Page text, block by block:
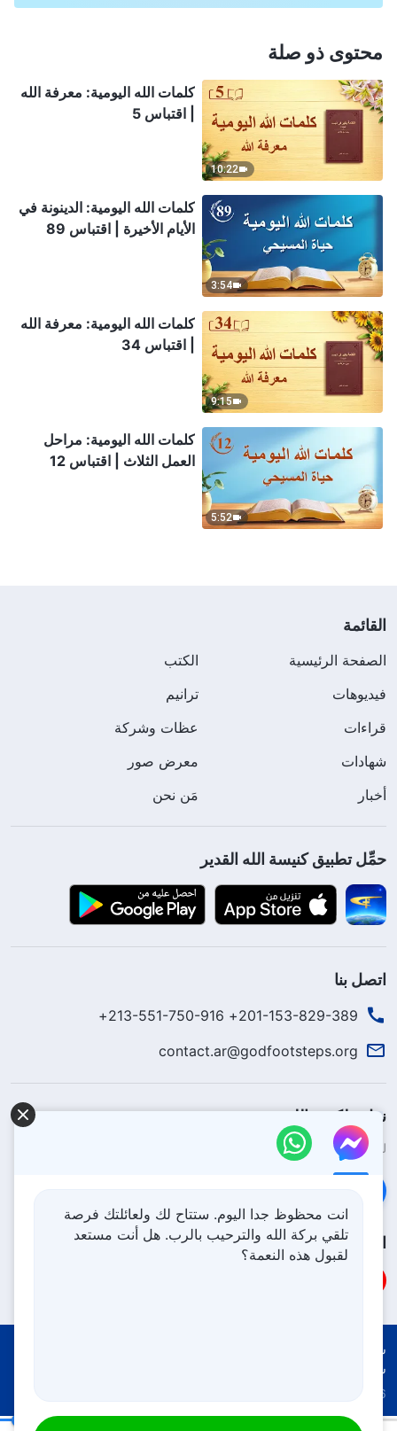
محتوى ذو صلة
10:22
كلمات الله اليومية: معرفة الله
| اقتباس 5
3:54
كلمات الله اليومية: الدينونة في
الأيام الأخيرة | اقتباس 89
9:15
كلمات الله اليومية: معرفة الله
| اقتباس 34
5:52
كلمات الله اليومية: مراحل
العمل الثلاث | اقتباس 12
القائمة
الصفحة الرئيسية
الكتب
فيديوهات
ترانيم
قراءات
عظات وشركة
شهادات
معرض صور
أخبار
مَن نحن
حمِّل تطبيق كنيسة الله القدير
اتصل بنا
201-153-829-389+ 213-551-750-916+
contact.ar@godfootsteps.org
نزل ملكوت الله.
لقد نزلت المملكة بالفعل إلى الأرض! هل تريد دخوله؟
اتبعنا
شروط الاستخدام
سياسة ملفات تعريف الارتباط
Copyright © 2026
انت محظوظ جدا اليوم. ستتاح لك ولعائلتك فرصة
تلقي بركة الله والترحيب بالرب. هل أنت مستعد
لقبول هذه النعمة؟